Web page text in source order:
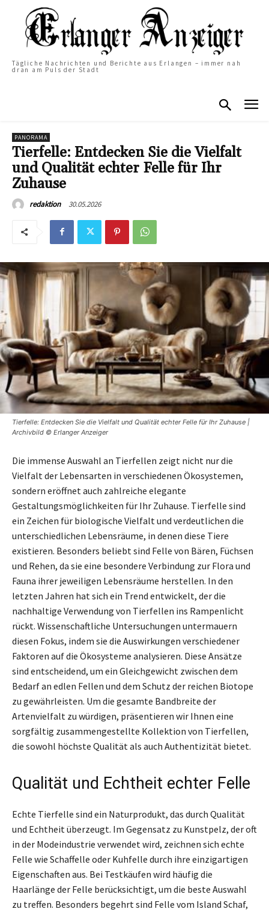
Tägliche Nachrichten und Berichte aus Erlangen – immer nah
dran am Puls der Stadt
PANORAMA
Tierfelle: Entdecken Sie die Vielfalt
und Qualität echter Felle für Ihr
Zuhause
redaktion 30.05.2026
Tierfelle: Entdecken Sie die Vielfalt und Qualität echter Felle für Ihr Zuhause |
Archivbild © Erlanger Anzeiger
Die immense Auswahl an Tierfellen zeigt nicht nur die
Vielfalt der Lebensarten in verschiedenen Ökosystemen,
sondern eröffnet auch zahlreiche elegante
Gestaltungsmöglichkeiten für Ihr Zuhause. Tierfelle sind
ein Zeichen für biologische Vielfalt und verdeutlichen die
unterschiedlichen Lebensräume, in denen diese Tiere
existieren. Besonders beliebt sind Felle von Bären, Füchsen
und Rehen, da sie eine besondere Verbindung zur Flora und
Fauna ihrer jeweiligen Lebensräume herstellen. In den
letzten Jahren hat sich ein Trend entwickelt, der die
nachhaltige Verwendung von Tierfellen ins Rampenlicht
rückt. Wissenschaftliche Untersuchungen untermauern
diesen Fokus, indem sie die Auswirkungen verschiedener
Faktoren auf die Ökosysteme analysieren. Diese Ansätze
sind entscheidend, um ein Gleichgewicht zwischen dem
Bedarf an edlen Fellen und dem Schutz der reichen Biotope
zu gewährleisten. Um die gesamte Bandbreite der
Artenvielfalt zu würdigen, präsentieren wir Ihnen eine
sorgfältig zusammengestellte Kollektion von Tierfellen,
die sowohl höchste Qualität als auch Authentizität bietet.
Qualität und Echtheit echter Felle
Echte Tierfelle sind ein Naturprodukt, das durch Qualität
und Echtheit überzeugt. Im Gegensatz zu Kunstpelz, der oft
in der Modeindustrie verwendet wird, zeichnen sich echte
Felle wie Schaffelle oder Kuhfelle durch ihre einzigartigen
Eigenschaften aus. Bei Testkäufen wird häufig die
Haarlänge der Felle berücksichtigt, um die beste Auswahl
zu treffen. Besonders begehrt sind Felle vom Island Schaf,